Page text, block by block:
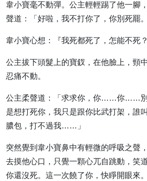
韋小寶毫不動彈。公主輕輕踢了他一腳
聲道：「好啦，我不打你了，你別死罷。
韋小寶心想：『我死都死了，怎能不死
公主拔下頭髮上的寶釵，在他臉上，頸
忍痛不動。
公主柔聲道：「求求你，你……你……
是想打死你，我只是跟你比武打架，
膿包，打不過我……」
突然覺到韋小寶鼻中有輕微的呼吸之聲
去摸他心口，只覺一顆心兀自跳動，笑
你還沒死。這一次饒了你，快睜開眼來。